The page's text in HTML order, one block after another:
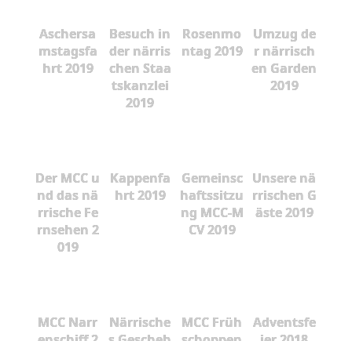
Aschersa
mstagsfa
hrt 2019
Besuch in
der närris
chen Staa
tskanzlei
2019
Rosenmo
ntag 2019
Umzug de
r närrisch
en Garden
2019
Der MCC u
nd das nä
rrische Fe
rnsehen 2
019
Kappenfa
hrt 2019
Gemeinsc
haftssitzu
ng MCC-M
CV 2019
Unsere nä
rrischen G
äste 2019
MCC Narr
Närrische
MCC Früh
Adventsfe